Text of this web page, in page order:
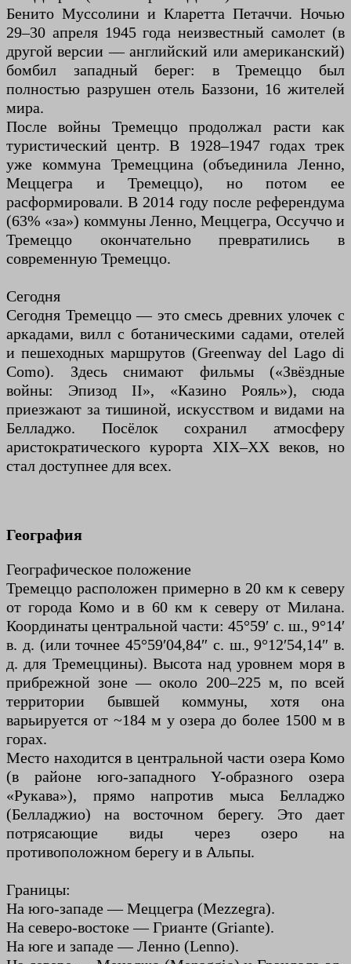
Бенито Муссолини и Кларетта Петаччи. Ночью
29–30 апреля 1945 года неизвестный самолет (в
другой версии — английский или американский)
бомбил западный берег: в Тремеццо был
полностью разрушен отель Баззони, 16 жителей
мира.
После войны Тремеццо продолжал расти как
туристический центр. В 1928–1947 годах трек
уже коммуна Тремеццина (объединила Ленно,
Меццегра и Тремеццо), но потом ее
расформировали. В 2014 году после референдума
(63% «за») коммуны Ленно, Меццегра, Оссуччо и
Тремеццо окончательно превратились в
современную Тремеццо.
Сегодня
Сегодня Тремеццо — это смесь древних улочек с
аркадами, вилл с ботаническими садами, отелей
и пешеходных маршрутов (Greenway del Lago di
Como). Здесь снимают фильмы («Звёздные
войны: Эпизод II», «Казино Рояль»), сюда
приезжают за тишиной, искусством и видами на
Белладжо. Посёлок сохранил атмосферу
аристократического курорта XIX–XX веков, но
стал доступнее для всех.
География
Географическое положение
Тремеццо расположен примерно в 20 км к северу
от города Комо и в 60 км к северу от Милана.
Координаты центральной части: 45°59′ с. ш., 9°14′
в. д. (или точнее 45°59′04,84″ с. ш., 9°12′54,14″ в.
д. для Тремеццины). Высота над уровнем моря в
прибрежной зоне — около 200–225 м, по всей
территории бывшей коммуны, хотя она
варьируется от ~184 м у озера до более 1500 м в
горах.
Место находится в центральной части озера Комо
(в районе юго-западного Y-образного озера
«Рукава»), прямо напротив мыса Белладжо
(Белладжио) на восточном берегу. Это дает
потрясающие виды через озеро на
противоположном берегу и в Альпы.
Границы:
На юго-западе — Меццегра (Mezzegra).
На северо-востоке — Грианте (Griante).
На юге и западе — Ленно (Lenno).